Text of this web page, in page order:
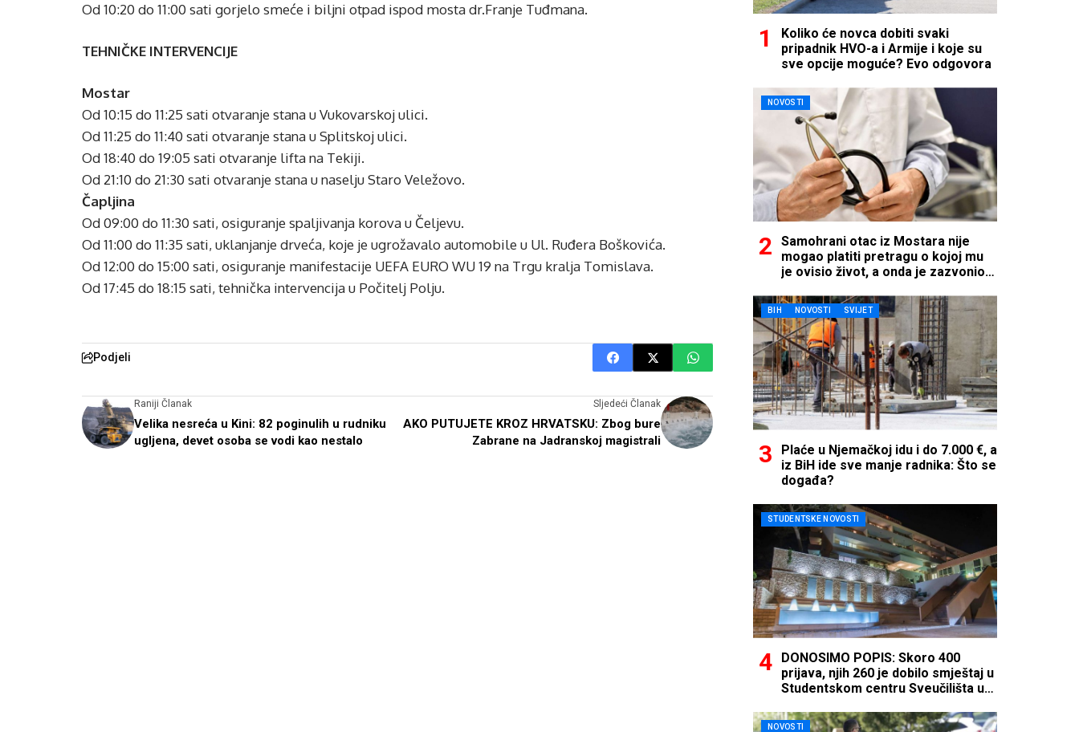
Od 10:20 do 11:00 sati gorjelo smeće i biljni otpad ispod mosta dr.Franje Tuđmana.
TEHNIČKE INTERVENCIJE
Mostar
Od 10:15 do 11:25 sati otvaranje stana u Vukovarskoj ulici.
Od 11:25 do 11:40 sati otvaranje stana u Splitskoj ulici.
Od 18:40 do 19:05 sati otvaranje lifta na Tekiji.
Od 21:10 do 21:30 sati otvaranje stana u naselju Staro Veležovo.
Čapljina
Od 09:00 do 11:30 sati, osiguranje spaljivanja korova u Čeljevu.
Od 11:00 do 11:35 sati, uklanjanje drveća, koje je ugrožavalo automobile u Ul. Ruđera Boškovića.
Od 12:00 do 15:00 sati, osiguranje manifestacije UEFA EURO WU 19 na Trgu kralja Tomislava.
Od 17:45 do 18:15 sati, tehnička intervencija u Počitelj Polju.
Podjeli
Raniji Članak
Velika nesreća u Kini: 82 poginulih u rudniku
ugljena, devet osoba se vodi kao nestalo
Sljedeći Članak
AKO PUTUJETE KROZ HRVATSKU: Zbog bure
Zabrane na Jadranskoj magistrali
Koliko će novca dobiti svaki
pripadnik HVO-a i Armije i koje su
sve opcije moguće? Evo odgovora
NOVOSTI
Samohrani otac iz Mostara nije
mogao platiti pretragu o kojoj mu
je ovisio život, a onda je zazvonio
BIH NOVOSTI SVIJET
Plaće u Njemačkoj idu i do 7.000 €, a
iz BiH ide sve manje radnika: Što se
događa?
STUDENTSKE NOVOSTI
DONOSIMO POPIS: Skoro 400
prijava, njih 260 je dobilo smještaj u
Studentskom centru Sveučilišta u
NOVOSTI